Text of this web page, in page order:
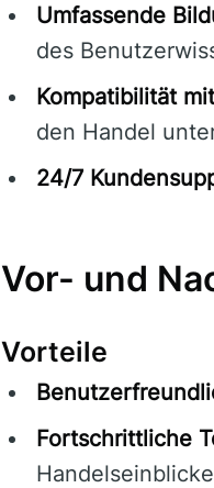
Umfassende
des
Kompatibilität
den Handel
24/7
Vor- und
Vorteile
Fortschrittliche